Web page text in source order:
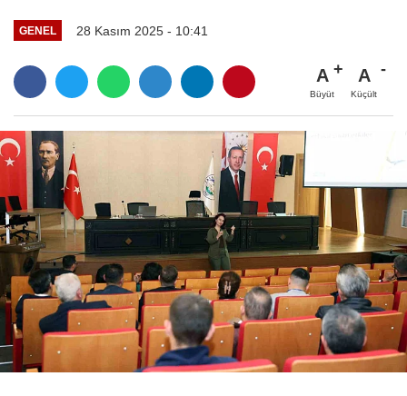
GENEL 28 Kasım 2025 - 10:41
A
Büyüt
A
Küçült